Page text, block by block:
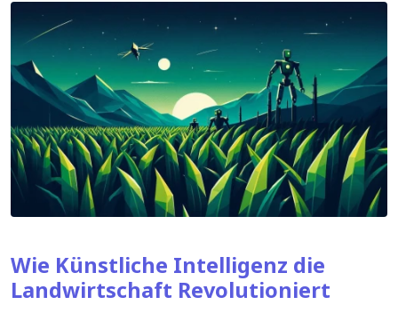
Wie Künstliche Intelligenz die
Landwirtschaft Revolutioniert